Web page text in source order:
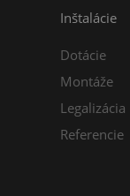
Inštalácie
Dotácie
Montáže
Legalizácia
Referencie